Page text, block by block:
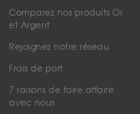
Comparez nos produits Or
et Argent
Rejoignez notre réseau
Frais de port
7 raisons de faire affaire
avec nous